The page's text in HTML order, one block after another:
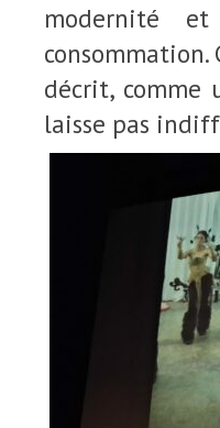
modernité
consommation.
décrit,
laisse pas